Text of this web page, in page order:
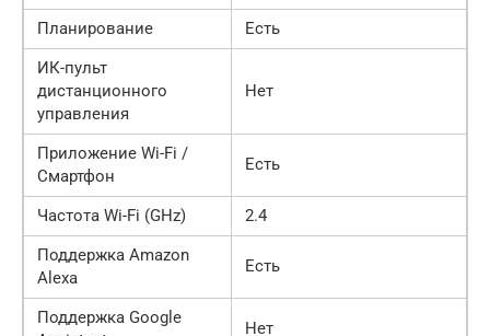
Планирование
Есть
ИК-пульт
дистанционного
управления
Нет
Приложение Wi-Fi /
Смартфон
Есть
Частота Wi-Fi (GHz)
2.4
Поддержка Amazon
Alexa
Есть
Поддержка Google
Нет